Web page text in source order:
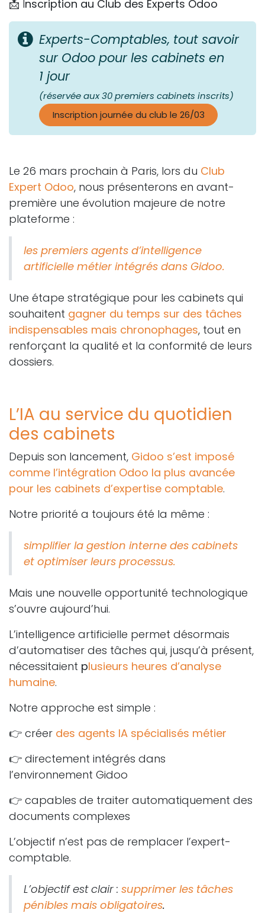
📩 I nscription au Club des Experts Odoo
Experts-Comptables, tout savoir
sur Odoo pour les cabinets en
1 jour
(réservée aux 30 premiers cabinets inscrits)
Inscription journée du club le 26/03
Le 26 mars prochain à Paris, lors du Club
Expert Odoo, nous présenterons en avant-
première une évolution majeure de notre
plateforme :
les premiers agents d’intelligence
artificielle métier intégrés dans Gidoo.
Une étape stratégique pour les cabinets qui
souhaitent gagner du temps sur des tâches
indispensables mais chronophages, tout en
renforçant la qualité et la conformité de leurs
dossiers.
L’IA au service du quotidien
des cabinets
Depuis son lancement, Gidoo s’est imposé
comme l’intégration Odoo la plus avancée
pour les cabinets d’expertise comptable.
Notre priorité a toujours été la même :
simplifier la gestion interne des cabinets
et optimiser leurs processus.
Mais une nouvelle opportunité technologique
s’ouvre aujourd’hui.
L’intelligence artificielle permet désormais
d’automatiser des tâches qui, jusqu’à présent,
nécessitaient plusieurs heures d’analyse
humaine.
Notre approche est simple :
👉 créer des agents IA spécialisés métier
👉 directement intégrés dans
l’environnement Gidoo
👉 capables de traiter automatiquement des
documents complexes
L’objectif n’est pas de remplacer l’expert-
comptable.
L’objectif est clair : supprimer les tâches
pénibles mais obligatoires.